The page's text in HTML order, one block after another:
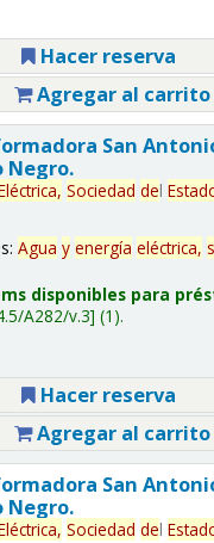
Hacer reserva
Agregar al carrito
San
Negro.
Sociedad del
Agua y energía eléctrica,
disponibles para
A282/v.3 (1).
Hacer reserva
Agregar al carrito
San
Negro.
Sociedad del